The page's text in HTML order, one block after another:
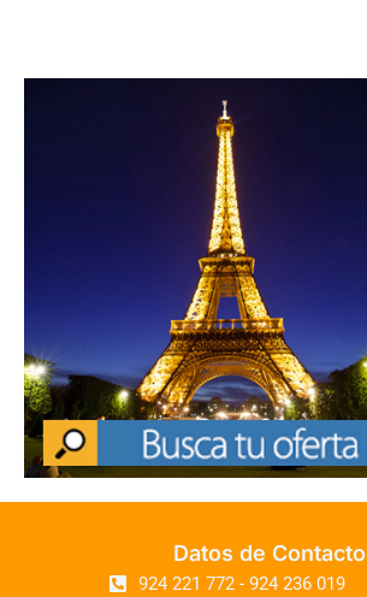
Datos de Contacto
924 221 772 - 924 236 019